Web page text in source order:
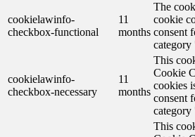
cookielawinfo-
checkbox-functional
11
months
The
cookie
consent
cookielawinfo-
checkbox-necessary
11
months
This
Cookie
cookies
consent
category
This